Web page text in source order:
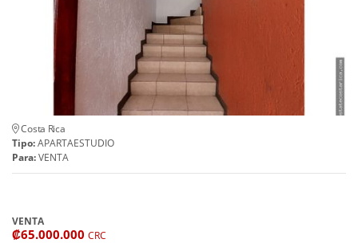
Costa Rica
Tipo:APARTAESTUDIO
Para:VENTA
VENTA
₡65.000.000 CRC